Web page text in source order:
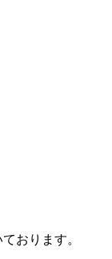
おります。